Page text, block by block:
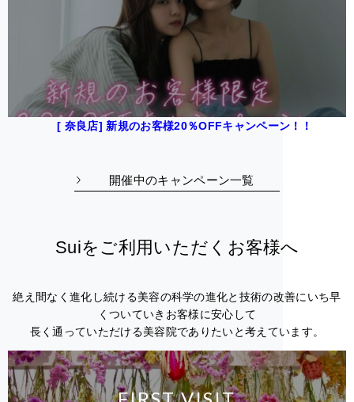
[ 奈良店] 新規のお客様20％OFFキャンペーン！！
開催中のキャンペーン一覧
Suiをご利用いただくお客様へ
絶え間なく進化し続ける美容の科学の進化と技術の改善にいち早
くついていきお客様に安心して
長く通っていただける美容院でありたいと考えています。